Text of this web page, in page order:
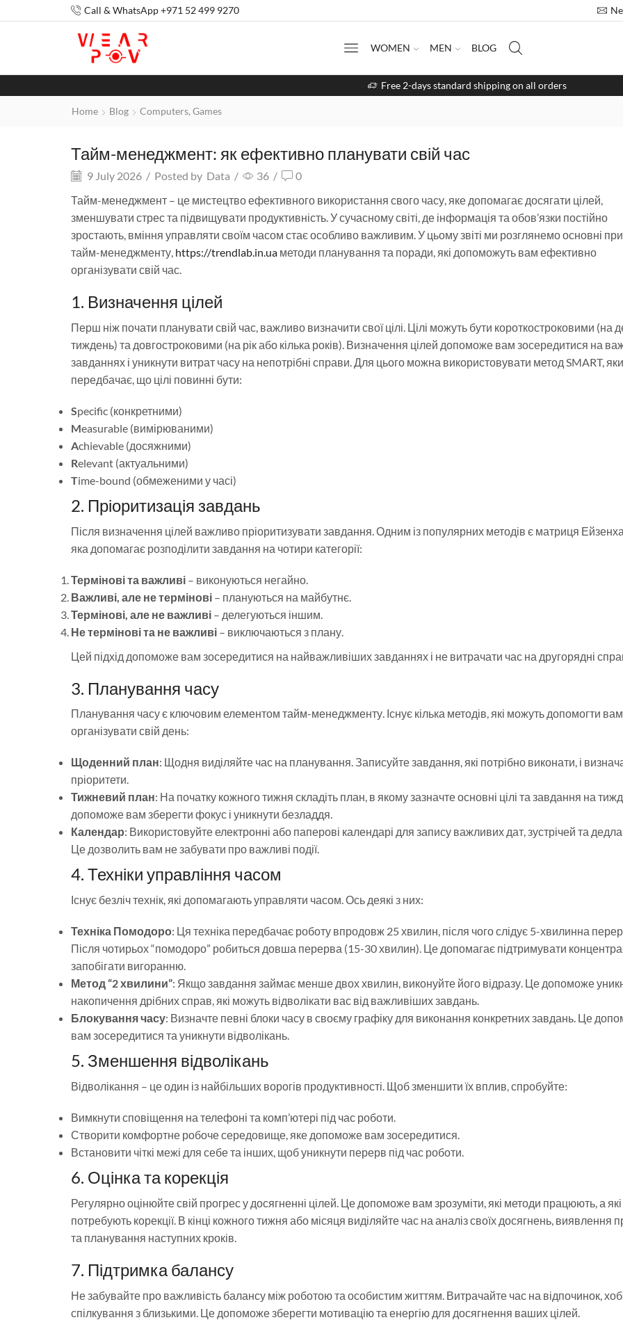
Call & WhatsApp +971 52 499 9270
WOMEN MEN BLOG
Free 2-days standard shipping on all orders
Home Blog Computers, Games
Тайм-менеджмент: як ефективно планувати свій час
9 July 2026 / Posted by Data / 36 /
0
Тайм-менеджмент – це мистецтво ефективного використання свого часу, яке допомагає досягати цілей,
зменшувати стрес та підвищувати продуктивність. У сучасному світі, де інформація та обов’язки постійно
зростають, вміння управляти своїм часом стає особливо важливим. У цьому звіті ми розглянемо основні
тайм-менеджменту, https://trendlab.in.ua методи планування та поради, які допоможуть вам ефективно
організувати свій час.
1. Визначення цілей
Перш ніж почати планувати свій час, важливо визначити свої цілі. Цілі можуть бути короткостроковими (на
тиждень) та довгостроковими (на рік або кілька років). Визначення цілей допоможе вам зосередитися на
завданнях і уникнути витрат часу на непотрібні справи. Для цього можна використовувати метод SMART,
передбачає, що цілі повинні бути:
Specific (конкретними)
Measurable (вимірюваними)
Achievable (досяжними)
Relevant (актуальними)
Time-bound (обмеженими у часі)
2. Пріоритизація завдань
Після визначення цілей важливо пріоритизувати завдання. Одним із популярних методів є матриця
яка допомагає розподілити завдання на чотири категорії:
Термінові та важливі – виконуються негайно.
Важливі, але не термінові – плануються на майбутнє.
Термінові, але не важливі – делегуються іншим.
Не термінові та не важливі – виключаються з плану.
Цей підхід допоможе вам зосередитися на найважливіших завданнях і не витрачати час на другорядні
3. Планування часу
Планування часу є ключовим елементом тайм-менеджменту. Існує кілька методів, які можуть допомогти вам
організувати свій день:
Щоденний план: Щодня виділяйте час на планування. Записуйте завдання, які потрібно виконати, і
пріоритети.
Тижневий план: На початку кожного тижня складіть план, в якому зазначте основні цілі та завдання на
допоможе вам зберегти фокус і уникнути безладдя.
Календар: Використовуйте електронні або паперові календарі для запису важливих дат, зустрічей та
Це дозволить вам не забувати про важливі події.
4. Техніки управління часом
Існує безліч технік, які допомагають управляти часом. Ось деякі з них:
Техніка Помодоро: Ця техніка передбачає роботу впродовж 25 хвилин, після чого слідує 5-хвилинна
Після чотирьох “помодоро” робиться довша перерва (15-30 хвилин). Це допомагає підтримувати
запобігати вигоранню.
Метод “2 хвилини”: Якщо завдання займає менше двох хвилин, виконуйте його відразу. Це допоможе
накопичення дрібних справ, які можуть відволікати вас від важливіших завдань.
Блокування часу: Визначте певні блоки часу в своєму графіку для виконання конкретних завдань. Це
вам зосередитися та уникнути відволікань.
5. Зменшення відволікань
Відволікання – це один із найбільших ворогів продуктивності. Щоб зменшити їх вплив, спробуйте:
Вимкнути сповіщення на телефоні та комп’ютері під час роботи.
Створити комфортне робоче середовище, яке допоможе вам зосередитися.
Встановити чіткі межі для себе та інших, щоб уникнути перерв під час роботи.
6. Оцінка та корекція
Регулярно оцінюйте свій прогрес у досягненні цілей. Це допоможе вам зрозуміти, які методи працюють, а які
потребують корекції. В кінці кожного тижня або місяця виділяйте час на аналіз своїх досягнень, виявлення
та планування наступних кроків.
7. Підтримка балансу
Не забувайте про важливість балансу між роботою та особистим життям. Витрачайте час на відпочинок,
спілкування з близькими. Це допоможе зберегти мотивацію та енергію для досягнення ваших цілей.